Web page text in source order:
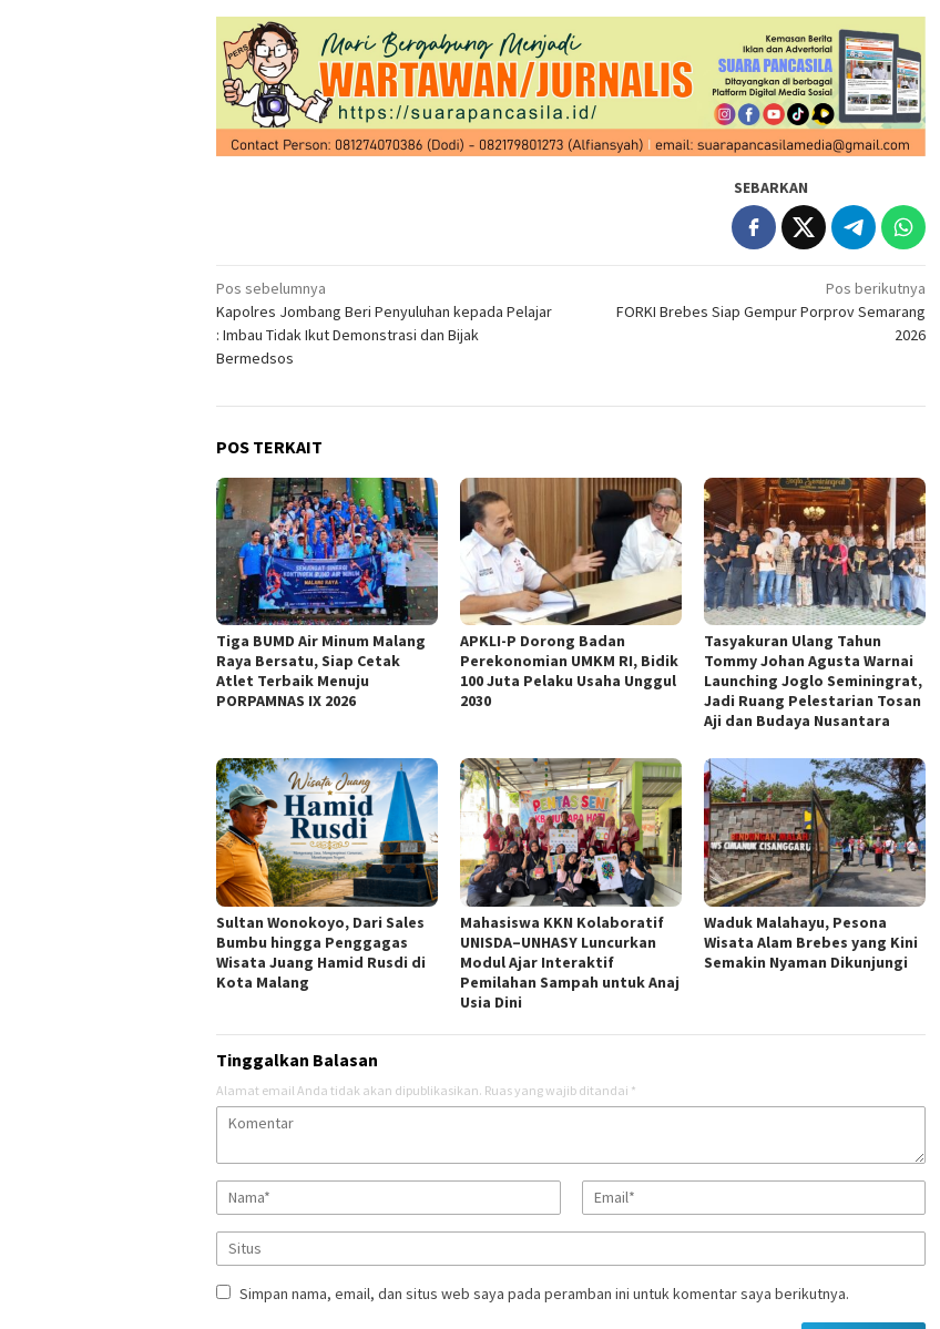
SEBARKAN
Navigasi
pos
Pos sebelumnya
Kapolres Jombang Beri Penyuluhan kepada Pelajar
: Imbau Tidak Ikut Demonstrasi dan Bijak
Bermedsos
Pos berikutnya
FORKI Brebes Siap Gempur Porprov Semarang
2026
POS TERKAIT
Tiga BUMD Air Minum Malang
Raya Bersatu, Siap Cetak
Atlet Terbaik Menuju
PORPAMNAS IX 2026
APKLI-P Dorong Badan
Perekonomian UMKM RI, Bidik
100 Juta Pelaku Usaha Unggul
2030
Tasyakuran Ulang Tahun
Tommy Johan Agusta Warnai
Launching Joglo Seminingrat,
Jadi Ruang Pelestarian Tosan
Aji dan Budaya Nusantara
Sultan Wonokoyo, Dari Sales
Bumbu hingga Penggagas
Wisata Juang Hamid Rusdi di
Kota Malang
Mahasiswa KKN Kolaboratif
UNISDA–UNHASY Luncurkan
Modul Ajar Interaktif
Pemilahan Sampah untuk Anaj
Usia Dini
Waduk Malahayu, Pesona
Wisata Alam Brebes yang Kini
Semakin Nyaman Dikunjungi
Tinggalkan Balasan
Alamat email Anda tidak akan dipublikasikan. Ruas yang wajib ditandai *
Simpan nama, email, dan situs web saya pada peramban ini untuk komentar saya berikutnya.